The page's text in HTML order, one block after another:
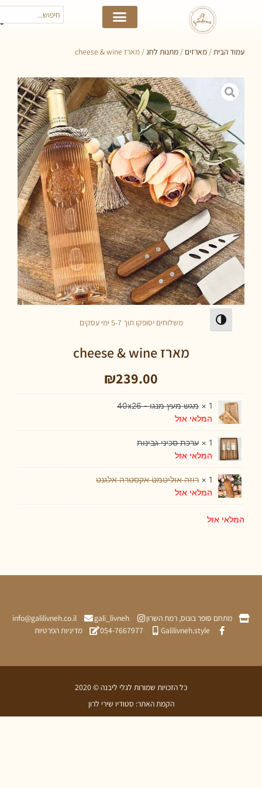
הפעל/כבה ניגודיות גבוהה
הבית/מארזים/ מתנות לחג/ מארז cheese & wine
מארז cheese & wine
₪239.00
מגש מעץ מנגו - 40x26
המלאי אזל
ערכת סכיני גבינות
המלאי אזל
1 × רוזה אוליטמט אקסטרה אלגנט
המלאי אזל
אזל
משלוחים יסופקו תוך 5-7 ימי עסקים
מתחם סופר בונוס, רמת השרון gali_livneh
info@galilivneh.co.il
Galilivneh.style
054-7667977 מדיניות הפרטיות
כל הזכויות שמורות לגלי ליבנה © 2020
הקמת האתר: סטודיו שירי לרון